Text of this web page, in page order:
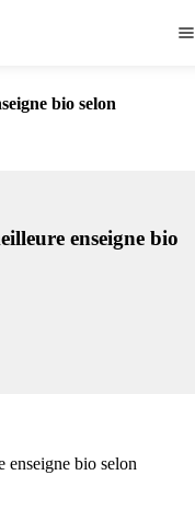
bio selon
enseigne bio